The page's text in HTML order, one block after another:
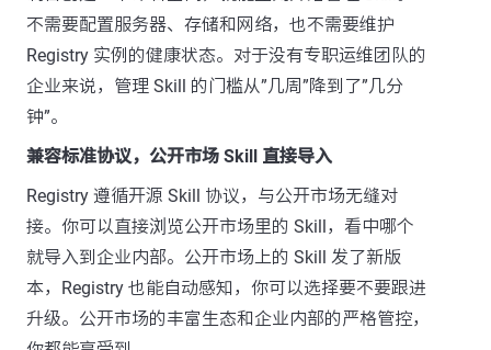
不需要配置服务器、存储和网络，也不需要维护
Registry 实例的健康状态。对于没有专职运维团队的
企业来说，管理 Skill 的门槛从”几周”降到了”几分
钟”。
兼容标准协议，公开市场 Skill 直接导入
Registry 遵循开源 Skill 协议，与公开市场无缝对
接。你可以直接浏览公开市场里的 Skill，看中哪个
就导入到企业内部。公开市场上的 Skill 发了新版
本，Registry 也能自动感知，你可以选择要不要跟进
升级。公开市场的丰富生态和企业内部的严格管控，